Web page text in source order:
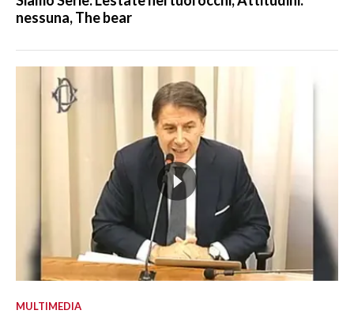
nessuna, The bear
MULTIMEDIA